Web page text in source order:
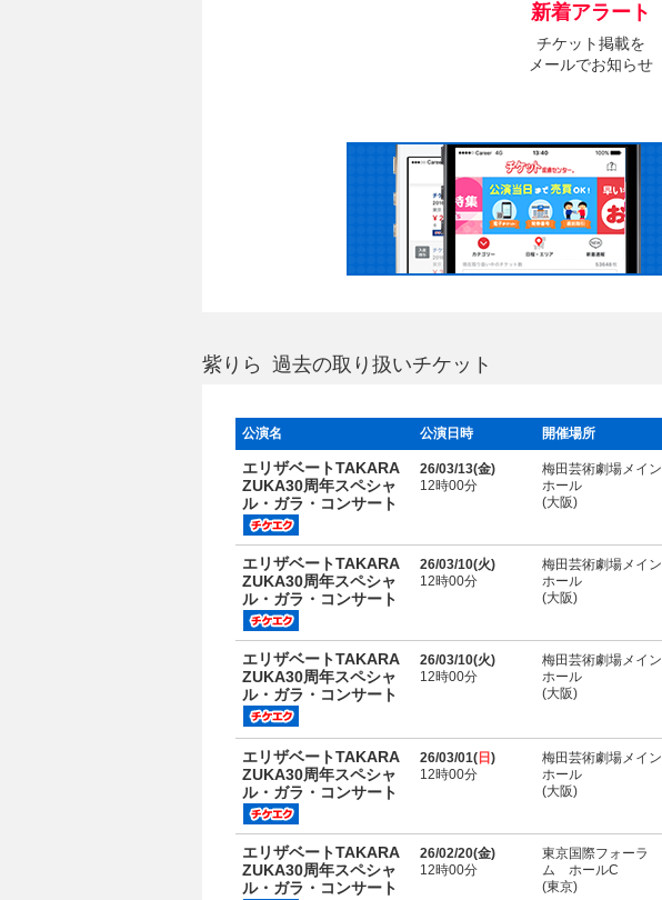
新着アラート
チケット掲載を
メールでお知らせ
紫りら 過去の取り扱いチケット
公演名 公演日時 開催場所
エリザベートTAKARA
ZUKA30周年スペシャ
ル・ガラ・コンサート
26/03/13(金)
12時00分
梅田芸術劇場メイン
ホール
(大阪)
エリザベートTAKARA
ZUKA30周年スペシャ
ル・ガラ・コンサート
26/03/10(火)
12時00分
梅田芸術劇場メイン
ホール
(大阪)
エリザベートTAKARA
ZUKA30周年スペシャ
ル・ガラ・コンサート
26/03/10(火)
12時00分
梅田芸術劇場メイン
ホール
(大阪)
エリザベートTAKARA
ZUKA30周年スペシャ
ル・ガラ・コンサート
26/03/01( 日 )
12時00分
梅田芸術劇場メイン
ホール
(大阪)
エリザベートTAKARA
ZUKA30周年スペシャ
ル・ガラ・コンサート
26/02/20(金)
12時00分
東京国際フォーラ
ム ホールC
(東京)